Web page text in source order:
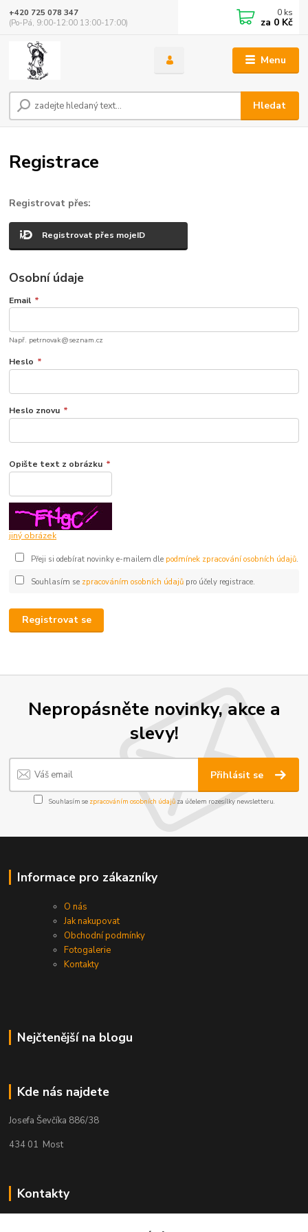
Menu
Hledat
+420 725 078 347
(Po-Pá, 9:00-12:00 13:00-17:00)
0 ks
za 0 Kč
Registrace
Registrovat přes:
Registrovat přes mojeID
Osobní údaje
Email *
Např. petrnovak@seznam.cz
Heslo *
Heslo znovu *
Opište text z obrázku *
jiný obrázek
Přeji si odebírat novinky e-mailem dle podmínek zpracování osobních údajů.
Souhlasím se zpracováním osobních údajůpro účely registrace.
Registrovat se
Nepropásněte novinky, akce a
slevy!
Přihlásit se
Souhlasím se zpracováním osobních údajůza účelem rozesílky newsletteru.
Informace pro zákazníky
O nás
Jak nakupovat
Obchodní podmínky
Fotogalerie
Kontakty
Nejčtenější na blogu
Kde nás najdete
Josefa Ševčíka 886/38
434 01 Most
Kontakty